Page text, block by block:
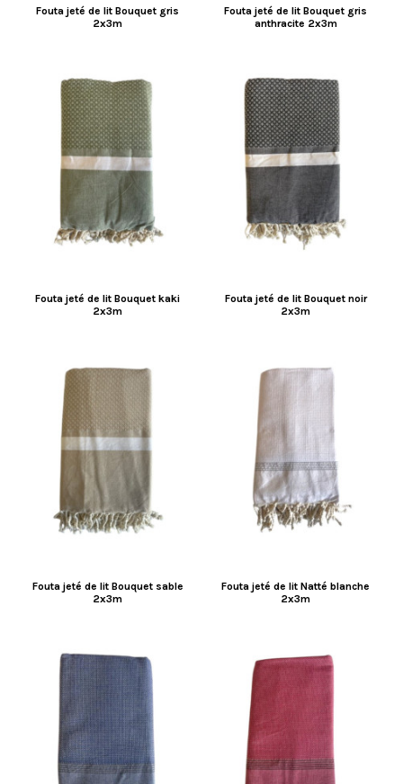
Fouta jeté de lit Bouquet gris
2x3m
Fouta jeté de lit Bouquet gris
anthracite 2x3m
Fouta jeté de lit Bouquet kaki
2x3m
Fouta jeté de lit Bouquet noir
2x3m
Fouta jeté de lit Bouquet sable
2x3m
Fouta jeté de lit Natté blanche
2x3m